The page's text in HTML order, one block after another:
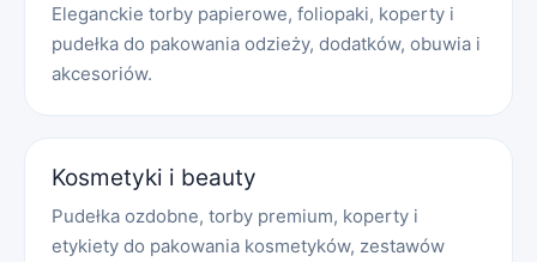
Eleganckie torby papierowe, foliopaki, koperty i
pudełka do pakowania odzieży, dodatków, obuwia i
akcesoriów.
Kosmetyki i beauty
Pudełka ozdobne, torby premium, koperty i
etykiety do pakowania kosmetyków, zestawów